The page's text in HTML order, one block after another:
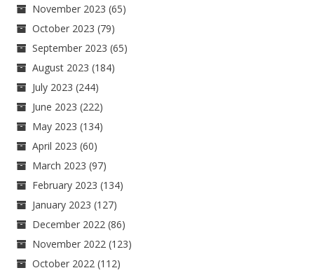
November 2023 (65)
October 2023 (79)
September 2023 (65)
August 2023 (184)
July 2023 (244)
June 2023 (222)
May 2023 (134)
April 2023 (60)
March 2023 (97)
February 2023 (134)
January 2023 (127)
December 2022 (86)
November 2022 (123)
October 2022 (112)